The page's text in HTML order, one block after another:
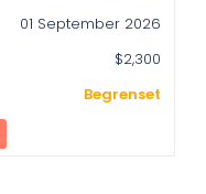
01 September 2026
$2,300
Begrenset